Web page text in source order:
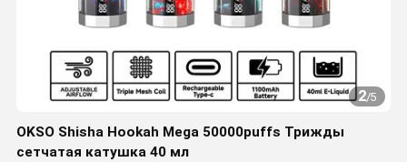
2/5
OKSO Shisha Hookah Mega 50000puffs Трижды
сетчатая катушка 40 мл